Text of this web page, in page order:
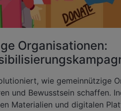
Organisationen:
wie gemeinnützige
und Bewusstsein schaffen.
Materialien und digitalen